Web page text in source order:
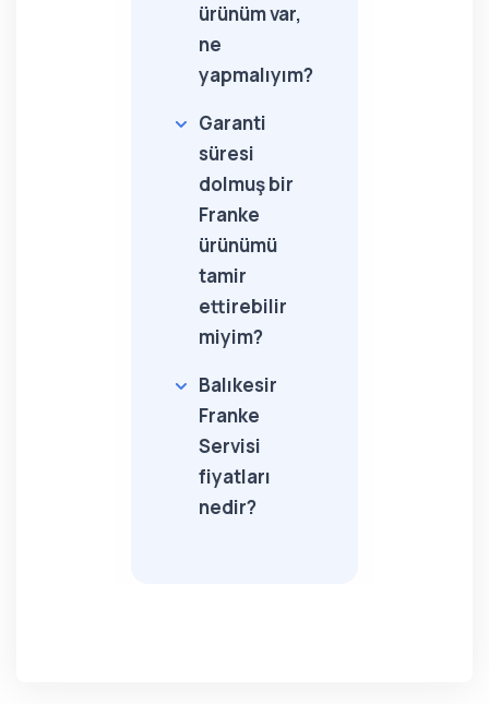
ürünüm var,
ne
yapmalıyım?
Garanti
süresi
dolmuş bir
Franke
ürünümü
tamir
ettirebilir
miyim?
Balıkesir
Franke
Servisi
fiyatları
nedir?